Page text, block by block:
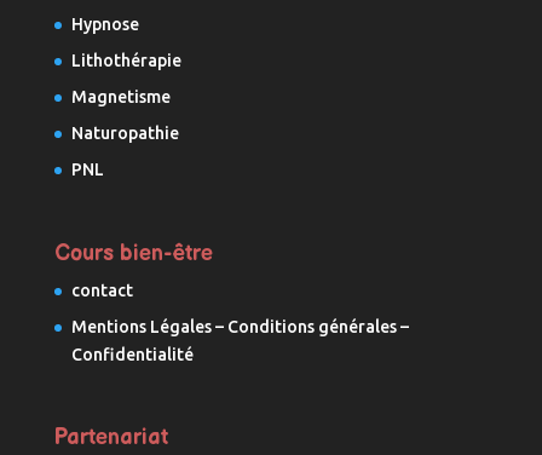
Hypnose
Lithothérapie
Magnetisme
Naturopathie
PNL
Cours bien-être
contact
Mentions Légales – Conditions générales –
Confidentialité
Partenariat